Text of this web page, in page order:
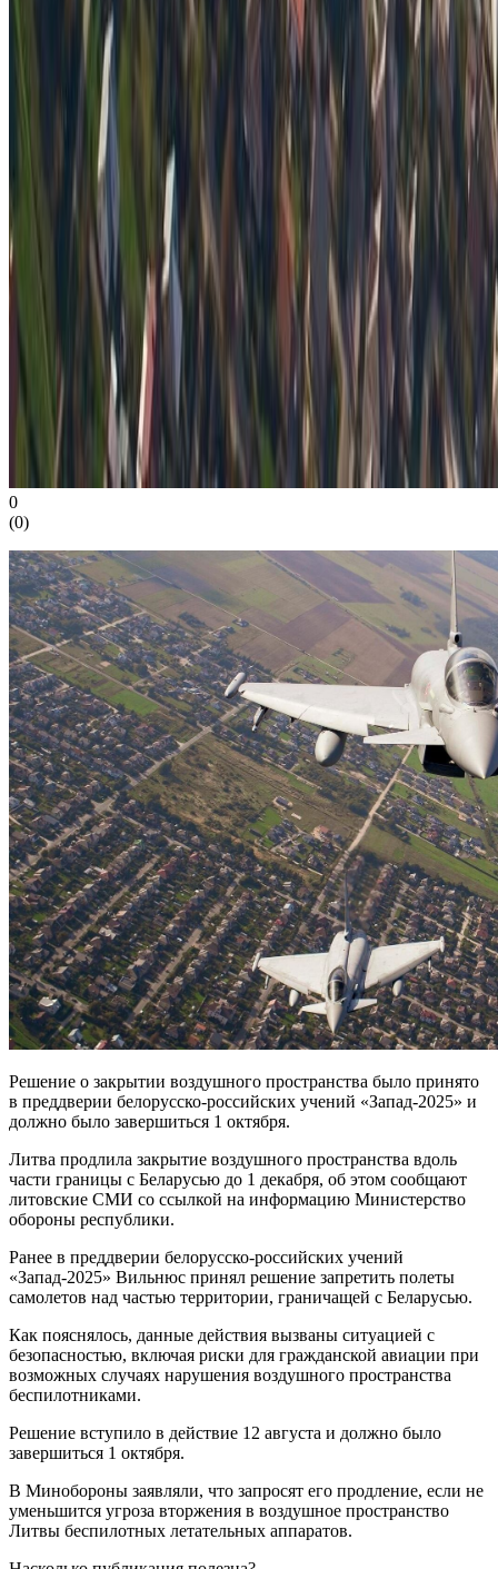
0
(0)
Решение о закрытии воздушного пространства было принято
в преддверии белорусско-российских учений «Запад-2025» и
должно было завершиться 1 октября.
Литва продлила закрытие воздушного пространства вдоль
части границы с Беларусью до 1 декабря, об этом сообщают
литовские СМИ со ссылкой на информацию Министерство
обороны республики.
Ранее в преддверии белорусско-российских учений
«Запад-2025» Вильнюс принял решение запретить полеты
самолетов над частью территории, граничащей с Беларусью.
Как пояснялось, данные действия вызваны ситуацией с
безопасностью, включая риски для гражданской авиации при
возможных случаях нарушения воздушного пространства
беспилотниками.
Решение вступило в действие 12 августа и должно было
завершиться 1 октября.
В Минобороны заявляли, что запросят его продление, если не
уменьшится угроза вторжения в воздушное пространство
Литвы беспилотных летательных аппаратов.